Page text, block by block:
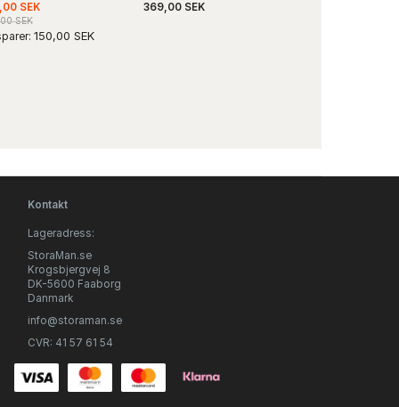
SEK
SEK
150,00 SEK
369,00 SEK
Kontakt
Lageradress:
StoraMan.se
Krogsbjergvej 8
DK-5600 Faaborg
Danmark
info@storaman.se
CVR: 41 57 61 54